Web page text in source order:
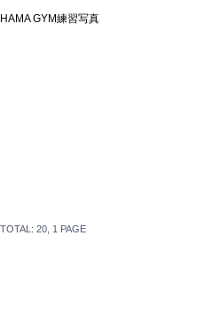
HAMA GYM練習写真
TOTAL: 20 , 1 PAGE